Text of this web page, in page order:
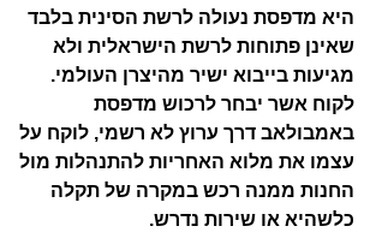
היא מדפסת נעולה לרשת הסינית בלבד
שאינן פתוחות לרשת הישראלית ולא
מגיעות בייבוא ישיר מהיצרן העולמי.
לקוח אשר יבחר לרכוש מדפסת
באמבולאב דרך ערוץ לא רשמי, לוקח על
עצמו את מלוא האחריות להתנהלות מול
החנות ממנה רכש במקרה של תקלה
כלשהיא או שירות נדרש.